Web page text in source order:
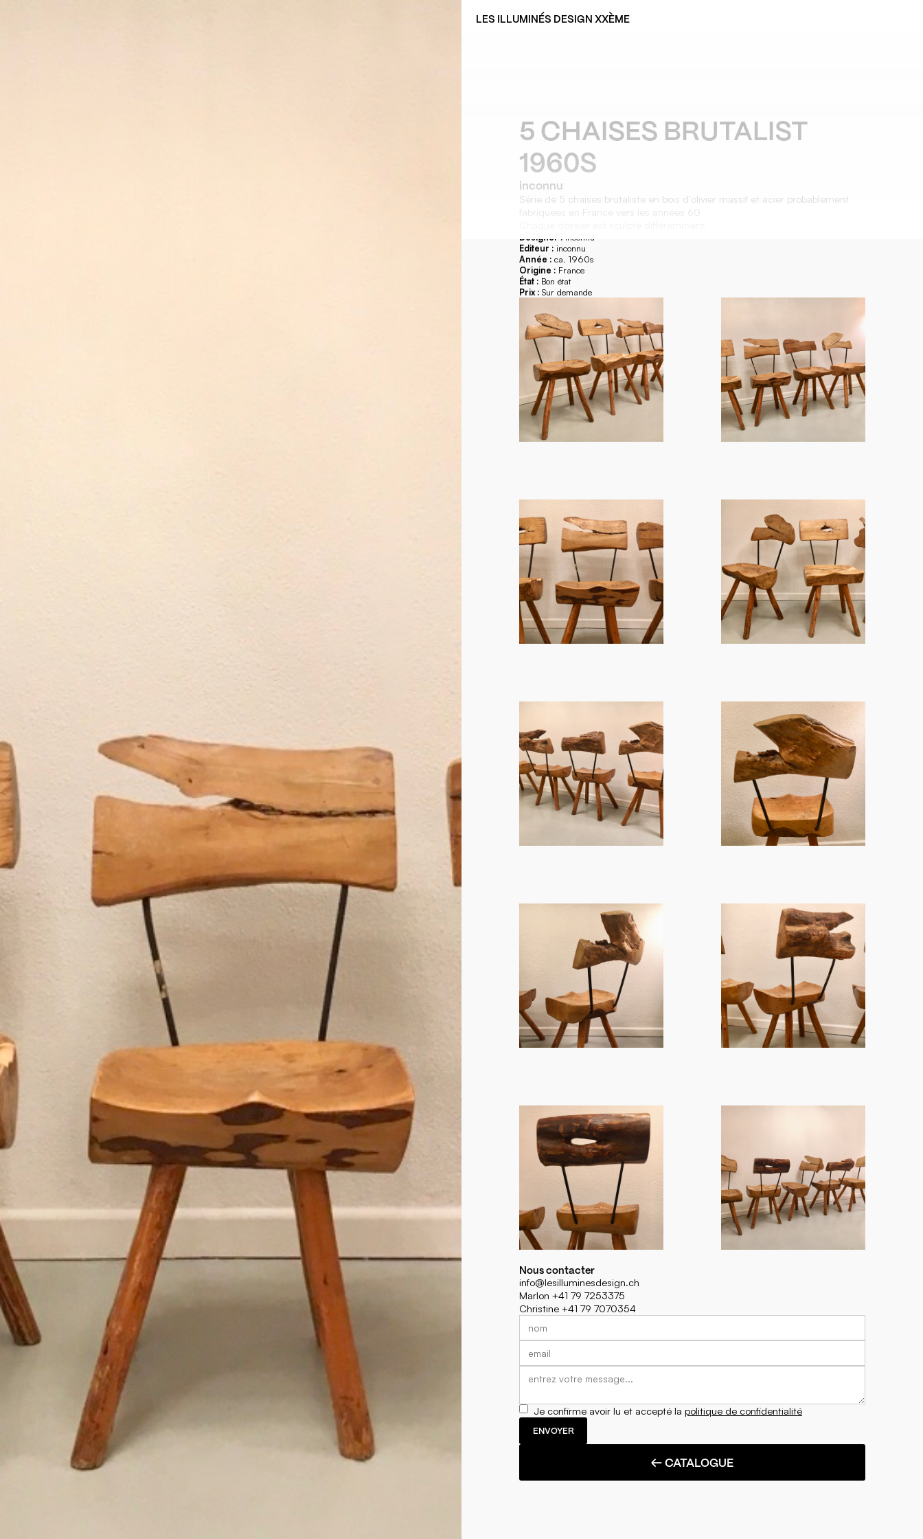
LES ILLUMINÉS DESIGN XXÈME
5 CHAISES BRUTALIST
1960S
inconnu
Série de 5 chaises brutaliste en bois d'olivier massif et acier probablement
fabriquées en France vers les années 60
Designer : inconnu
Editeur : inconnu
Année : ca. 1960s
Origine : France
État : Bon état
Prix : Sur demande
Nous contacter
info@lesilluminesdesign.ch
Marlon +41 79 7253375
Christine +41 79 7070354
Je confirme avoir lu et accepté la politique de confidentialité
ENVOYER
← CATALOGUE